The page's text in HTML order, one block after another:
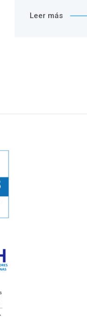
Leer más